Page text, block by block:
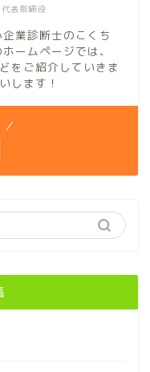
表取締役
業診断士のこくち
ームページでは、
をご紹介していきま
します！